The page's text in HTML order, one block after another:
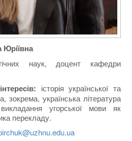
Юріївна
наук, доцент кафедри
історія української та
зокрема, українська література
угорської мови як
перекладу.